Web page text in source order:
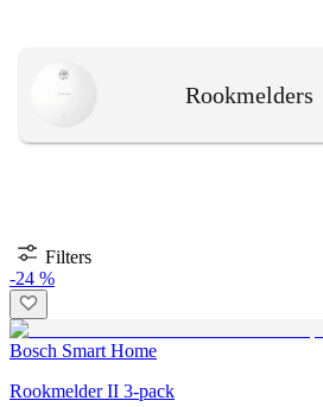
Rookmelders
Filters
-24 %
Bosch Smart Home
Rookmelder II 3-pack